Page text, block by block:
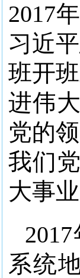
2017
习近
班开
进伟
党的
我们
大事
系统